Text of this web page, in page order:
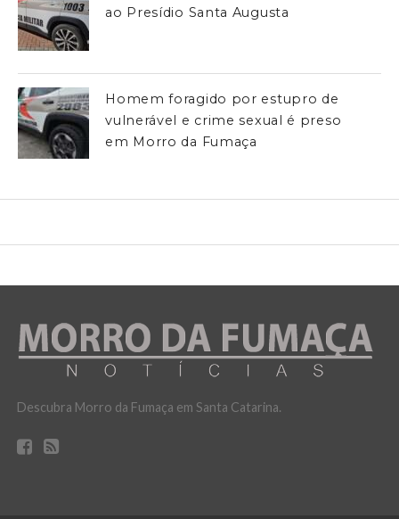
ao Presídio Santa Augusta
Homem foragido por estupro de
vulnerável e crime sexual é preso
em Morro da Fumaça
Descubra Morro da Fumaça em Santa Catarina.